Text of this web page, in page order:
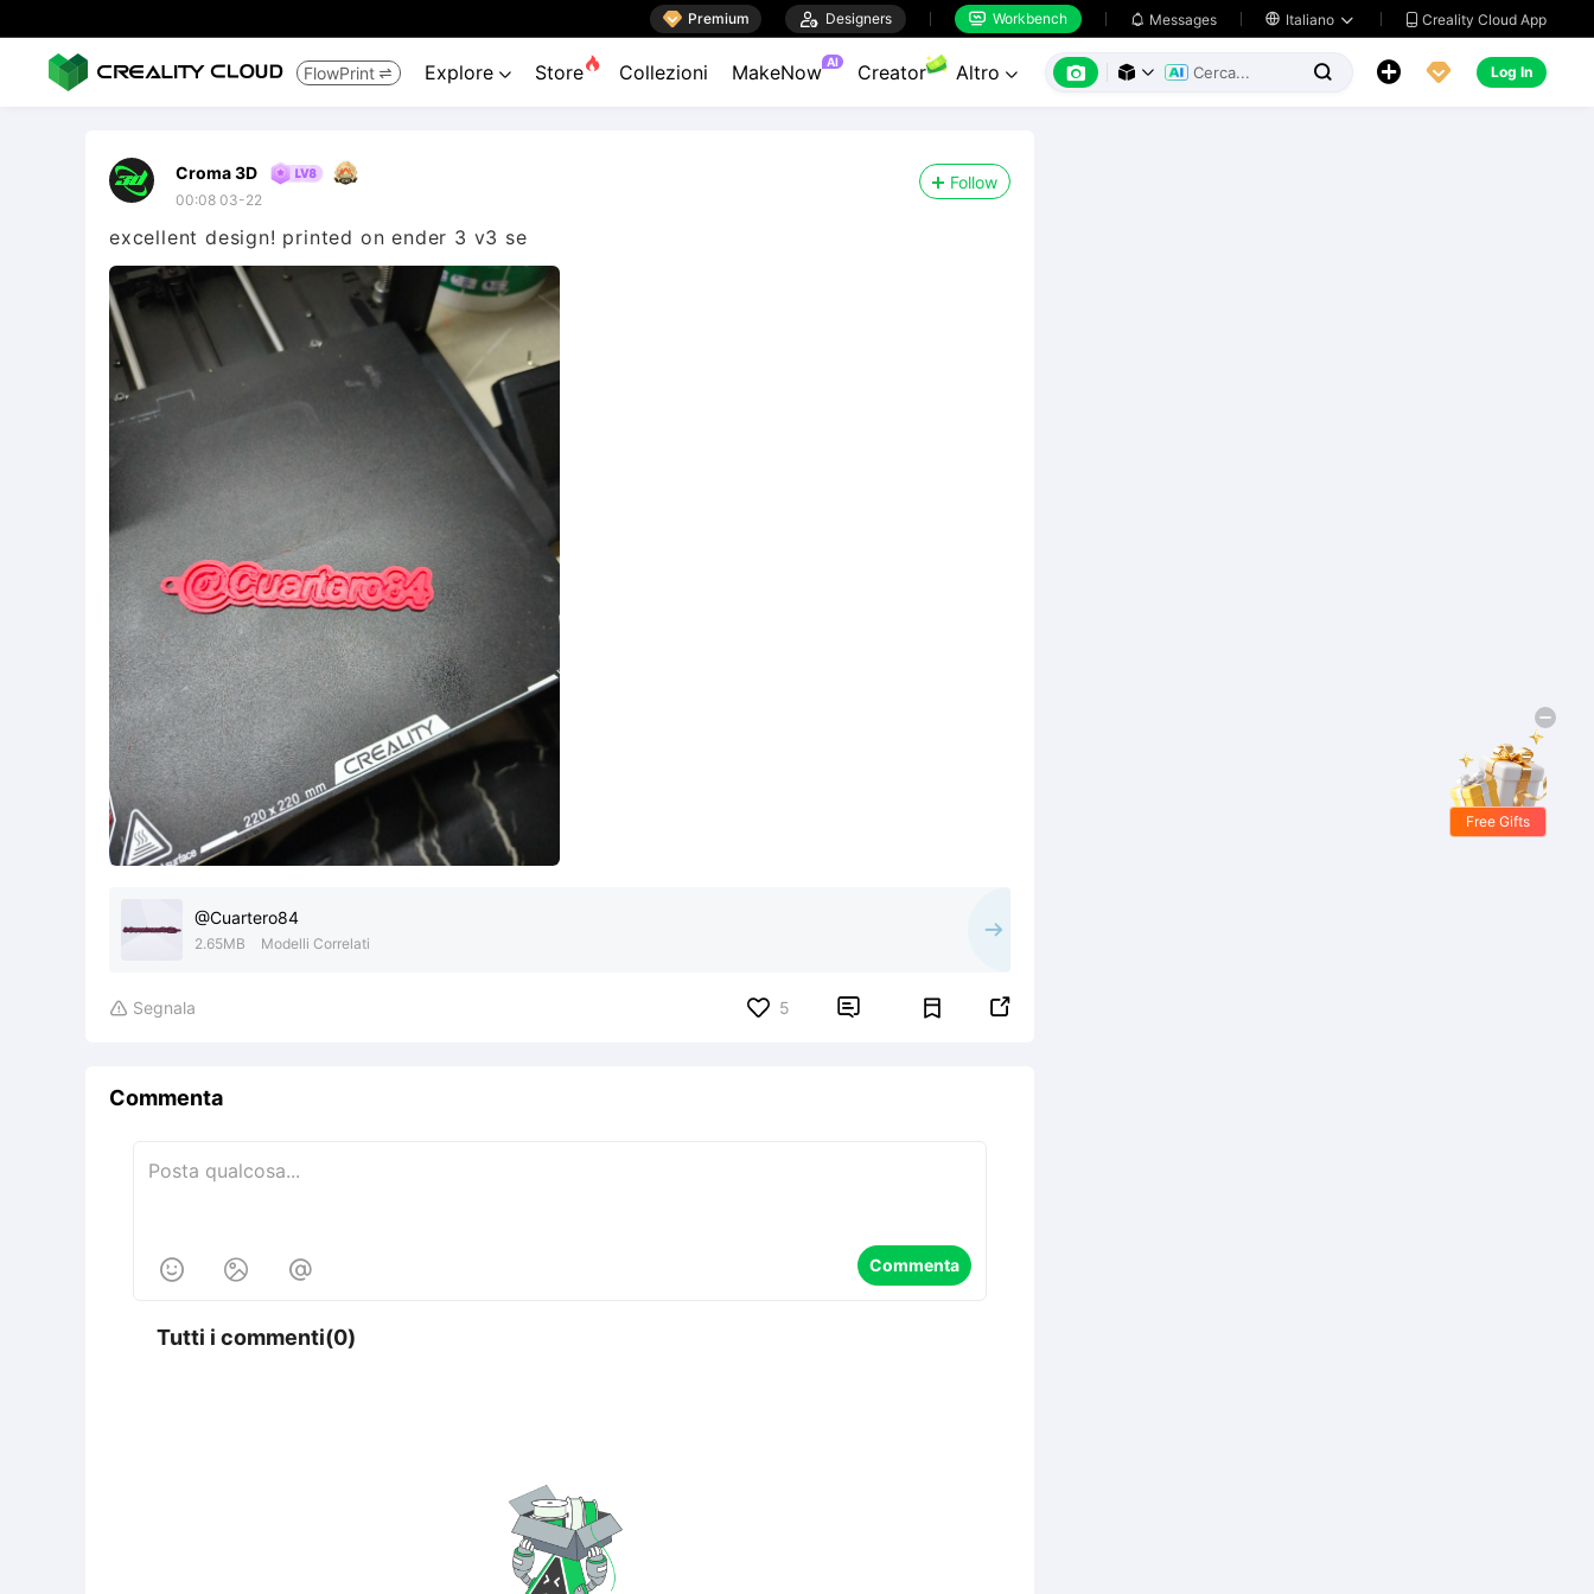
 Premium  Designers  Workbench  Messages  Italiano   Creality Cloud App
FlowPrint  Explore  Store Collezioni MakeNow AI Creator Altro        Log In
Croma 3D
00:08 03-22
Follow
excellent design! printed on ender 3 v3 se
@Cuartero84
2.65MB Modelli Correlati
 Segnala 5  
Commenta
   Commenta
Tutti i commenti(0)
Free Gifts